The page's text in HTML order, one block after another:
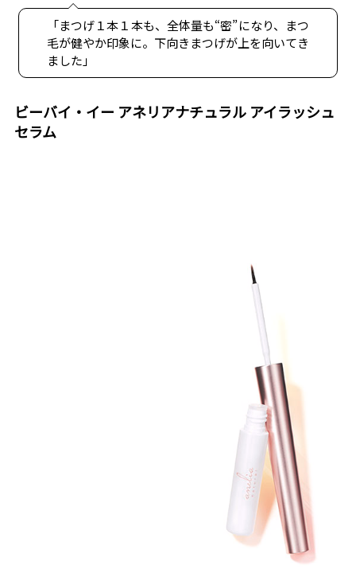
「まつげ１本１本も、全体量も“密”になり、まつ
毛が健やか印象に。下向きまつげが上を向いてき
ました」
ビーバイ・イー アネリアナチュラル アイラッシュ
セラム